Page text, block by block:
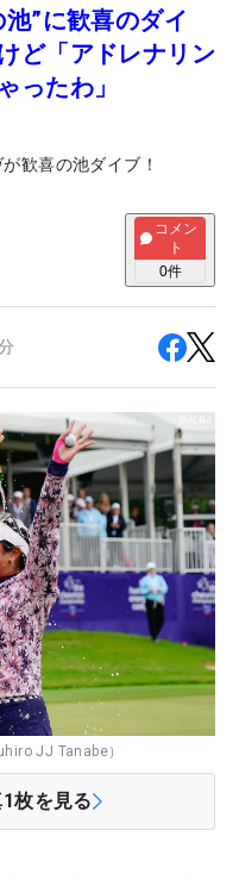
”に歓喜のダイ
ど「アドレナリン
ったわ」
歓喜の池ダイブ！
コメン
ト
0件
JJ Tanabe）
1枚を見る